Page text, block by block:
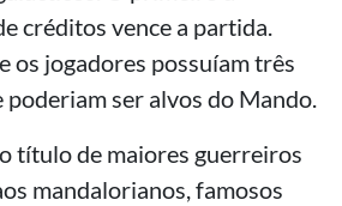
créditos vence a partida.
os jogadores possuíam três
poderiam ser alvos do Mando.
título de maiores guerreiros
mandalorianos, famosos